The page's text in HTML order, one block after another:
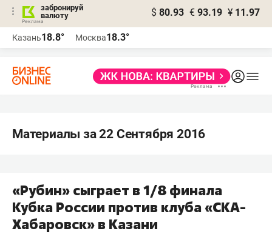
забронируй
валюту
$ 80.93 € 93.19 ¥ 11.97
Казань18.8° Москва18.3°
Материалы за 22 Сентября 2016
«Рубин» сыграет в 1/8 финала
Кубка России против клуба «СКА-
Хабаровск» в Казани